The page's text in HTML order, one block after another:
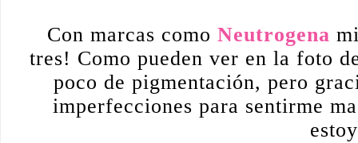
Con marcas como Neutrogena
tres! Como pueden ver en la foto
poco de pigmentación, pero
imperfecciones para sentirme